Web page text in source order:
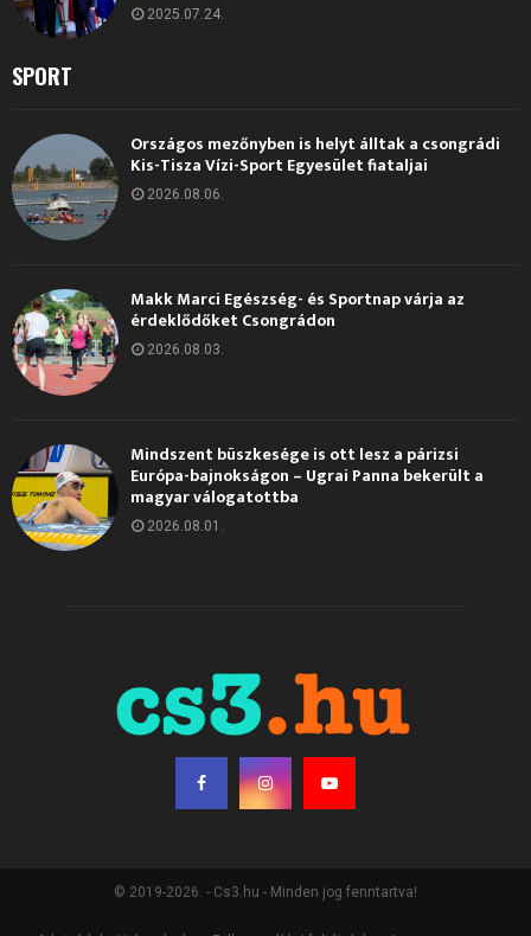
2025.07.24.
SPORT
Országos mezőnyben is helyt álltak a csongrádi
Kis-Tisza Vízi-Sport Egyesület fiataljai
2026.08.06.
Makk Marci Egészség- és Sportnap várja az
érdeklődőket Csongrádon
2026.08.03.
Mindszent büszkesége is ott lesz a párizsi
Európa-bajnokságon – Ugrai Panna bekerült a
magyar válogatottba
2026.08.01.
© 2019-2026. - Cs3.hu - Minden jog fenntartva!